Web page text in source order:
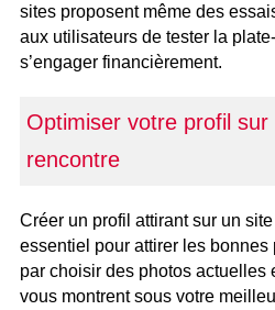
sites proposent même des
aux utilisateurs de tester la
s’engager financièrement.
Optimiser votre profil sur
rencontre
Créer un profil attirant sur un
essentiel pour attirer les
par choisir des photos actuelles
vous montrent sous votre